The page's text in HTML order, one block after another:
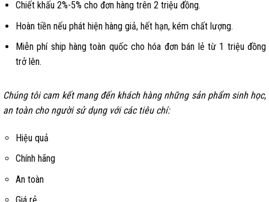
Chiết khấu 2%-5% cho đơn hàng trên 2 triệu đồng.
Hoàn tiền nếu phát hiện hàng giả, hết hạn, kém chất lượng.
Miễn phí ship hàng toàn quốc cho hóa đơn bán lẻ từ 1 triệu đồng
trở lên.
Chúng tôi cam kết mang đến khách hàng những sản phẩm sinh học,
an toàn cho người sử dụng với các tiêu chí:
Hiệu quả
Chính hãng
An toàn